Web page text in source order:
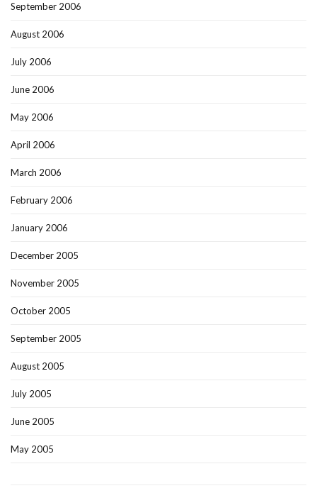
September 2006
August 2006
July 2006
June 2006
May 2006
April 2006
March 2006
February 2006
January 2006
December 2005
November 2005
October 2005
September 2005
August 2005
July 2005
June 2005
May 2005